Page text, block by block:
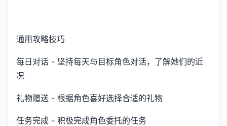
通用攻略技巧
每日对话 - 坚持每天与目标角色对话，了解她们的近
况
礼物赠送 - 根据角色喜好选择合适的礼物
任务完成 - 积极完成角色委托的任务